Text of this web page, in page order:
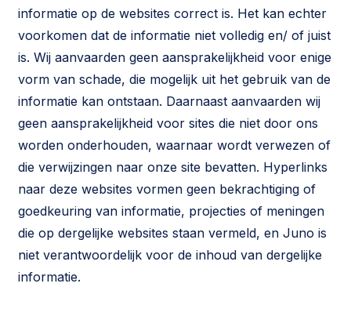
informatie op de websites correct is. Het kan echter
voorkomen dat de informatie niet volledig en/ of juist
is. Wij aanvaarden geen aansprakelijkheid voor enige
vorm van schade, die mogelijk uit het gebruik van de
informatie kan ontstaan. Daarnaast aanvaarden wij
geen aansprakelijkheid voor sites die niet door ons
worden onderhouden, waarnaar wordt verwezen of
die verwijzingen naar onze site bevatten. Hyperlinks
naar deze websites vormen geen bekrachtiging of
goedkeuring van informatie, projecties of meningen
die op dergelijke websites staan vermeld, en Juno is
niet verantwoordelijk voor de inhoud van dergelijke
informatie.